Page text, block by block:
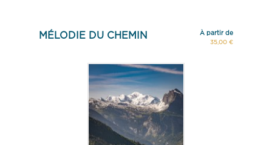
MÉLODIE DU CHEMIN
À partir de
35,00 €